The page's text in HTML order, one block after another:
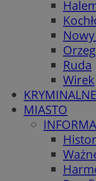
Ruda
Wirek
KRYMINALNE
MIASTO